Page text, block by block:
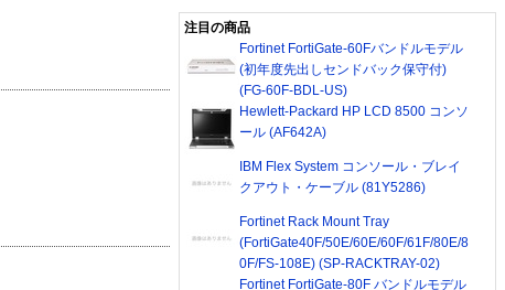
注目の商品
Fortinet FortiGate-60Fバンドルモデル
(初年度先出しセンドバック保守付)
(FG-60F-BDL-US)
Hewlett-Packard HP LCD 8500 コンソ
ール (AF642A)
IBM Flex System コンソール・ブレイ
クアウト・ケーブル (81Y5286)
Fortinet Rack Mount Tray
(FortiGate40F/50E/60E/60F/61F/80E/8
0F/FS-108E) (SP-RACKTRAY-02)
Fortinet FortiGate-80F バンドルモデル